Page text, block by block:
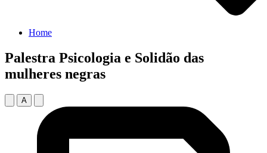
Home
Palestra Psicologia e Solidão das
mulheres negras
A